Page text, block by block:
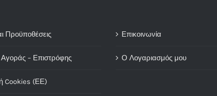
Προϋποθέσεις
– Επιστρόφης
Cookies (ΕΕ)
Επικοινωνία
Ο Λογαριασμός μου